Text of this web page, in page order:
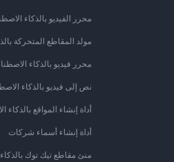
محرر الفيديو بالذكاء
مولد المقاطع المتحركة
محرر فيديو بالذكاء
نص إلى فيديو بالذكاء
أداة إنشاء المواقع بالذكاء
أداة إنشاء أسماء شركات
منئ مقاطع تيك توك